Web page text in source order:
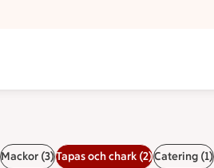
Mackor (3)Tapas och chark (2)Catering (1)